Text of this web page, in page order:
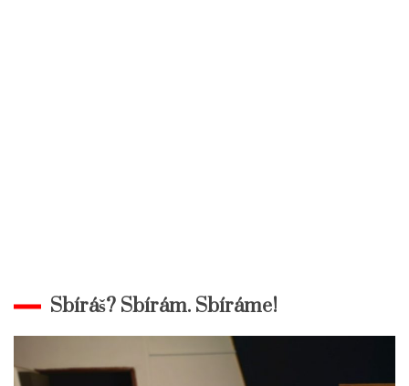
Sbíráš? Sbírám. Sbíráme!